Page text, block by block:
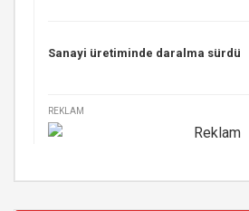
Sanayi üretiminde daralma sürdü
REKLAM